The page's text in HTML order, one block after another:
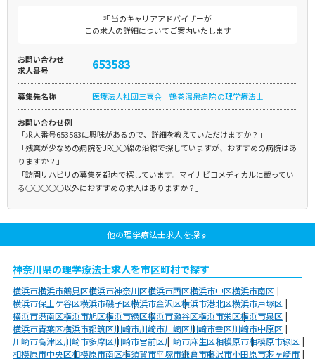
担当のキャリアアドバイザーが
この求人の詳細についてご案内いたします
お問い合わせ
求人番号
653583
募集先名称 医療法人社団三喜会 鶴巻温泉病院 の理学療法士
お問い合わせ例
「求人番号653583に興味があるので、詳細を教えていただけますか？」
「残業が少なめの病院をJR○○線の沿線で探していますが、おすすめの病院はあ
りますか？」
「訪問リハビリの募集を都内で探しています。マイナビコメディカルに載ってい
る○○○○○以外におすすめの求人はありますか？」
他の理学療法士求人を探す
神奈川県の理学療法士求人を市区町村で探す
横浜市横浜市鶴見区横浜市神奈川区横浜市西区横浜市中区横浜市南区
横浜市保土ケ谷区横浜市磯子区横浜市金沢区横浜市港北区横浜市戸塚区
横浜市港南区横浜市旭区横浜市緑区横浜市瀬谷区横浜市栄区横浜市泉区
横浜市青葉区横浜市都筑区川崎市川崎市川崎区川崎市幸区川崎市中原区
川崎市高津区川崎市多摩区川崎市宮前区川崎市麻生区相模原市相模原市緑区
相模原市中央区相模原市南区横須賀市平塚市鎌倉市藤沢市小田原市茅ヶ崎市